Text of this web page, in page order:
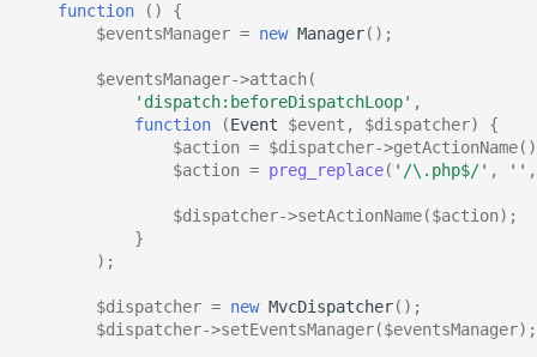
function
()
{
$eventsManager = new Manager();
$eventsManager->attach(
'dispatch:beforeDispatchLoop' ,
function
(Event $event , $dispatcher)
{
$action = $dispatcher->getActionName
$action = preg_replace( '/\.php$/' , '' ,
$dispatcher->setActionName($action);
}
);
$dispatcher = new MvcDispatcher();
$dispatcher->setEventsManager($eventsManager);